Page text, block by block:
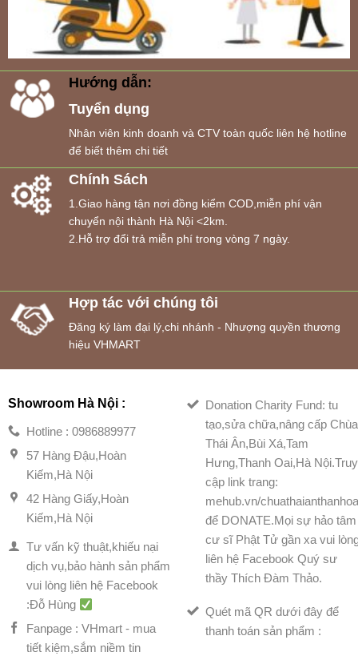
Hướng dẫn:
Tuyển dụng
Nhân viên kinh doanh và CTV toàn quốc liên hệ hotline
để biết thêm chi tiết
Chính Sách
1.Giao hàng tận nơi đồng kiểm COD,miễn phí vận
chuyển nội thành Hà Nội <2km.
2.Hỗ trợ đổi trả miễn phí trong vòng 7 ngày.
Hợp tác với chúng tôi
Đăng ký làm đại lý,chi nhánh - Nhượng quyền thương
hiệu VHMART
Showroom Hà Nội :
Hotline : 0986889977
57 Hàng Đậu,Hoàn
Kiếm,Hà Nội
42 Hàng Giấy,Hoàn
Kiếm,Hà Nội
Tư vấn kỹ thuật,khiếu nại
dịch vụ,bảo hành sản phẩm
vui lòng liên hệ Facebook
:Đỗ Hùng
Fanpage : VHmart - mua
tiết kiệm,sắm niềm tin
Donation Charity Fund: tu
tạo,sửa chữa,nâng cấp Chùa
Thái Ân,Bùi Xá,Tam
Hưng,Thanh Oai,Hà Nội.Truy
cập link trang:
mehub.vn/
để DONATE.Mọi sự hảo tâm
cư sĩ Phật Tử gần xa vui
liên hệ Facebook Quý sư
thầy Thích Đàm Thảo.
Quét mã QR dưới đây để
thanh toán sản phẩm :